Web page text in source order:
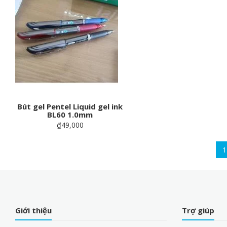
Bút gel Pentel Liquid gel ink
BL60 1.0mm
₫49,000
1
Giới thiệu Trợ giúp